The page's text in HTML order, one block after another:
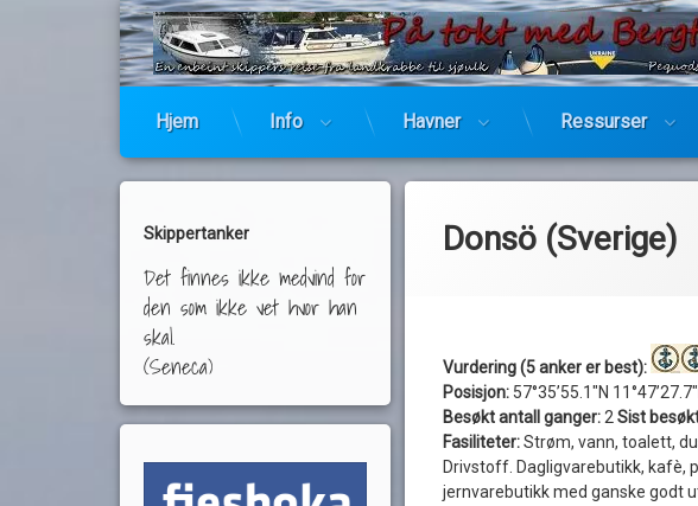
Hjem Info Havner Ressurser
Donsö (Sverige)
Vurdering (5 anker er best):
Posisjon:57°35’55.1″N
Besøkt antall ganger: 2 Sist
Fasiliteter:Strøm, vann, toalett,
Drivstoff. Dagligvarebutikk, kafè,
jernvarebutikk med ganske godt
Skippertanker
Det finnes ikke medvind for
den som ikke vet hvor han
skal.
(Seneca)